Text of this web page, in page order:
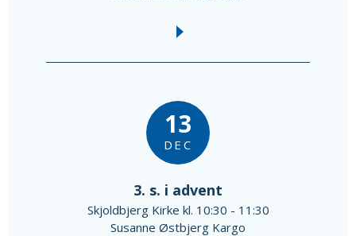
13
DEC
3. s. i advent
Skjoldbjerg Kirke kl. 10:30 - 11:30
Susanne Østbjerg Kargo